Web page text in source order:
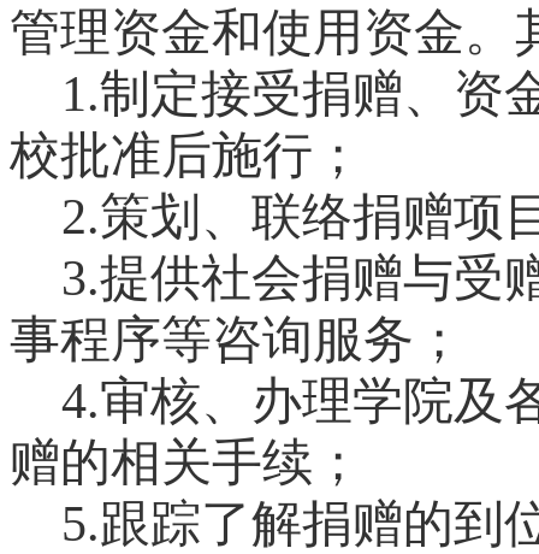
管理资金和使用资金。
1.制定接受捐赠、资
校批准后施行；
2.策划、联络捐赠项
3.提供社会捐赠与受
事程序等咨询服务；
4.审核、办理学院及
赠的相关手续；
5.跟踪了解捐赠的到